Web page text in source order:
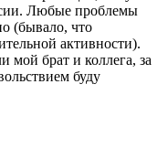
Любые проблемы
(бывало, что
активности).
брат и коллега, за
буду